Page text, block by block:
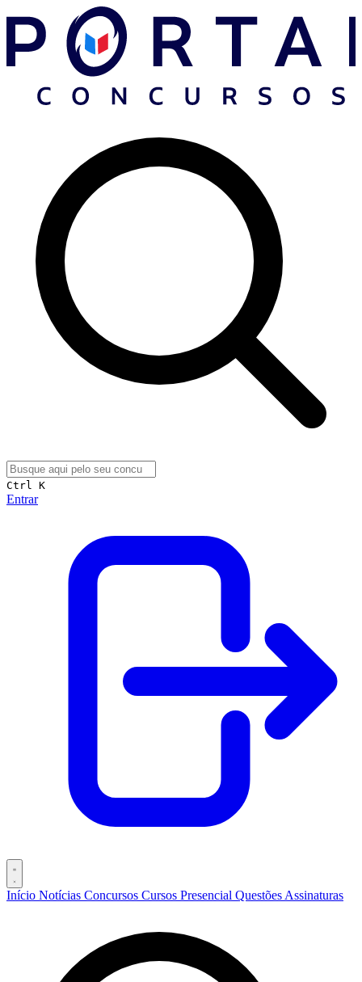
Ctrl K
Entrar
Início Notícias Concursos Cursos Presencial Questões Assinaturas